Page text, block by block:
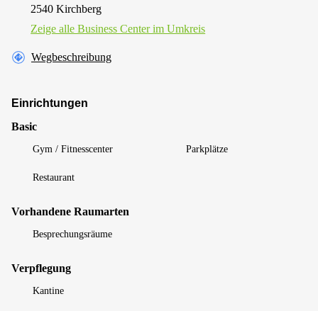
2540 Kirchberg
Zeige alle Business Center im Umkreis
Wegbeschreibung
Einrichtungen
Basic
Gym / Fitnesscenter Parkplätze
Restaurant
Vorhandene Raumarten
Besprechungsräume
Verpflegung
Kantine